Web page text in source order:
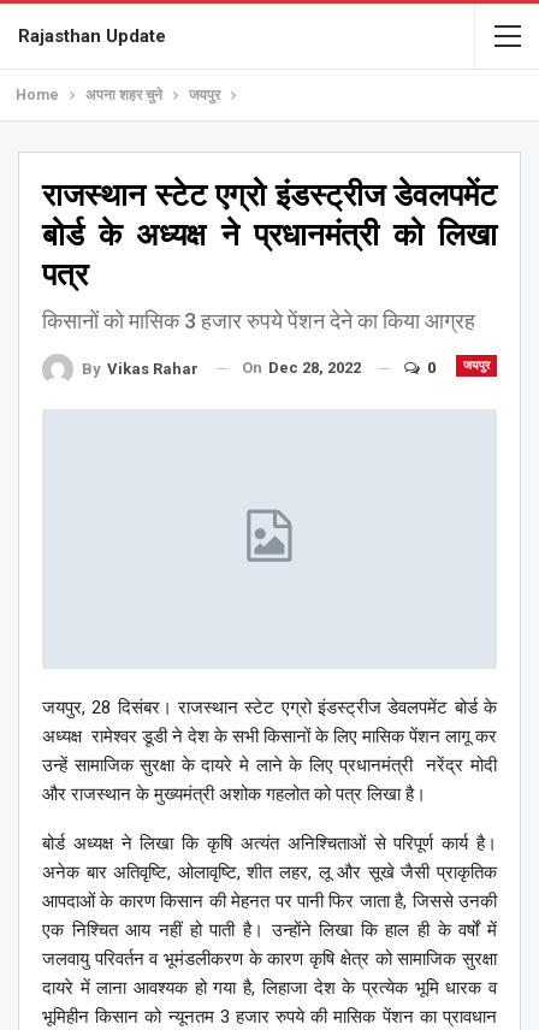
Rajasthan Update
Home अपना शहर चुने जयपुर
राजस्थान स्टेट एग्रो इंडस्ट्रीज डेवलपमेंट
बोर्ड के अध्यक्ष ने प्रधानमंत्री को लिखा
पत्र
किसानों को मासिक 3 हजार रुपये पेंशन देने का किया आग्रह
जयपुर
By Vikas Rahar On Dec 28, 2022 0
जयपुर, 28 दिसंबर। राजस्थान स्टेट एग्रो इंडस्ट्रीज डेवलपमेंट बोर्ड के
अध्यक्ष रामेश्वर डूडी ने देश के सभी किसानों के लिए मासिक पेंशन लागू कर
उन्हें सामाजिक सुरक्षा के दायरे मे लाने के लिए प्रधानमंत्री नरेंद्र मोदी
और राजस्थान के मुख्यमंत्री अशोक गहलोत को पत्र लिखा है।
बोर्ड अध्यक्ष ने लिखा कि कृषि अत्यंत अनिश्चिताओं से परिपूर्ण कार्य है।
अनेक बार अतिवृष्टि, ओलावृष्टि, शीत लहर, लू और सूखे जैसी प्राकृतिक
आपदाओं के कारण किसान की मेहनत पर पानी फिर जाता है, जिससे उनकी
एक निश्चित आय नहीं हो पाती है। उन्होंने लिखा कि हाल ही के वर्षों में
जलवायु परिवर्तन व भूमंडलीकरण के कारण कृषि क्षेत्र को सामाजिक सुरक्षा
दायरे में लाना आवश्यक हो गया है, लिहाजा देश के प्रत्येक भूमि धारक व
भूमिहीन किसान को न्यूनतम 3 हजार रुपये की मासिक पेंशन का प्रावधान